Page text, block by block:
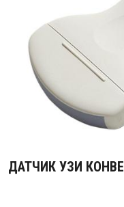
ДАТЧИК УЗИ